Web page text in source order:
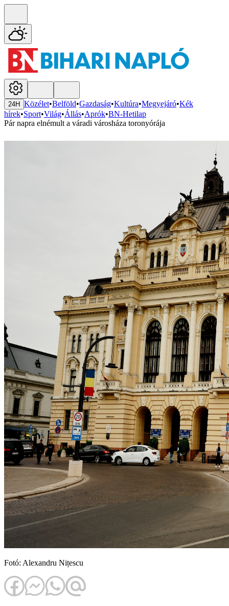
24H Közélet•Belföld•Gazdaság•Kultúra•Megyejáró•Kék
hírek•Sport•Világ•Állás•Aprók•BN-Hetilap
Pár napra elnémult a váradi városháza toronyórája
Fotó: Alexandru Nițescu